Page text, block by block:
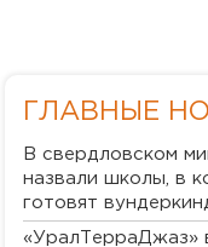
ГЛАВНЫЕ
В свердловском
назвали школы, в
готовят
«УралТерраДжаз»